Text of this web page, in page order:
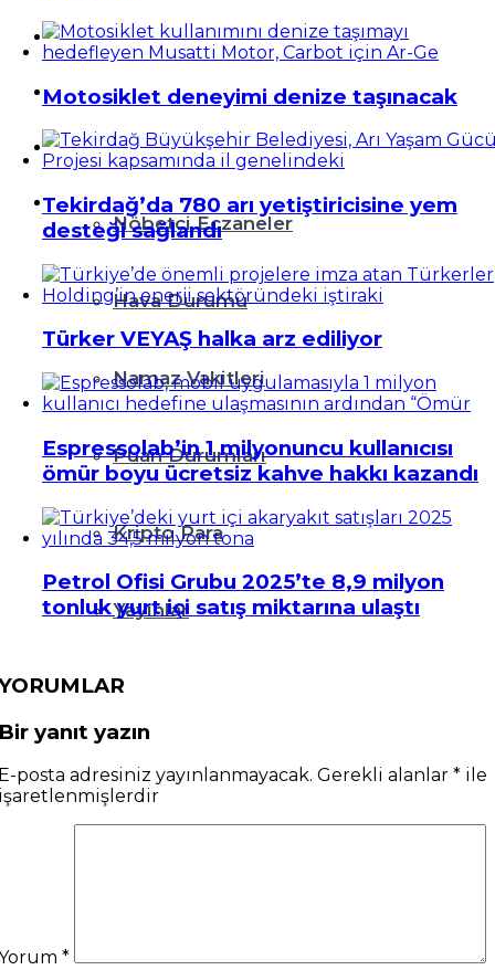
Teknoloji
Resmi İlanlar
Diğer
Nöbetçi Eczaneler
Hava Durumu
Namaz Vakitleri
Puan Durumları
Kripto Para
Yayınlar
Motosiklet deneyimi denize taşınacak
Tekirdağ’da 780 arı yetiştiricisine yem
desteği sağlandı
Türker VEYAŞ halka arz ediliyor
Espressolab’in 1 milyonuncu kullanıcısı
ömür boyu ücretsiz kahve hakkı kazandı
Petrol Ofisi Grubu 2025’te 8,9 milyon
tonluk yurt içi satış miktarına ulaştı
yanıt yazın
posta adresiniz yayınlanmayacak. Gerekli alanlar * ile
*